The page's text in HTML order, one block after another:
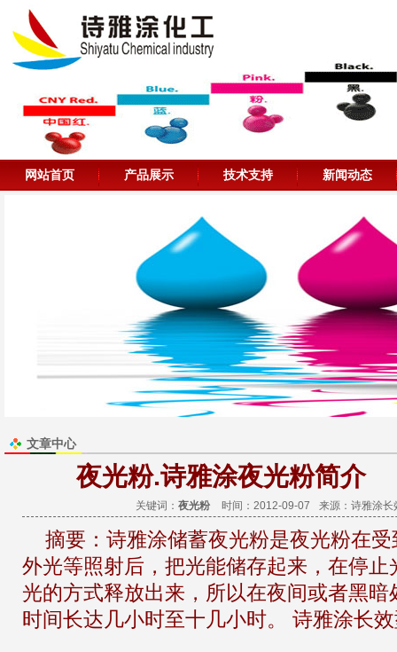
网站首页 产品展示 技术支持 新闻动态
文章中心
夜光粉.诗雅涂夜光粉简介
关键词： 夜光粉 时间：2012-09-07 来源： 诗雅涂长
摘要： 诗雅涂储蓄夜光粉是夜光粉在
外光等照射后，把光能储存起来，在停
光的方式释放出来，所以在夜间或者黑
时间长达几小时至十几小时。 诗雅涂长